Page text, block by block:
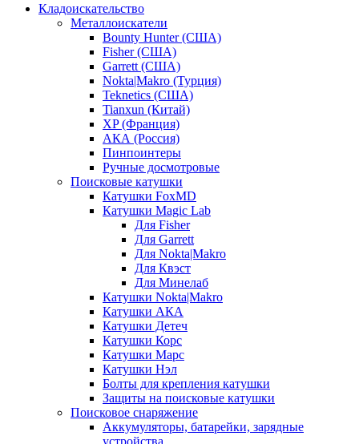
Кладоискательство
Металлоискатели
Bounty Hunter (США)
Fisher (США)
Garrett (США)
Nokta|Makro (Турция)
Teknetics (США)
Tianxun (Китай)
XP (Франция)
АКА (Россия)
Пинпоинтеры
Ручные досмотровые
Поисковые катушки
Катушки FoxMD
Катушки Magic Lab
Для Fisher
Для Garrett
Для Nokta|Makro
Для Квэст
Для Минелаб
Катушки Nokta|Makro
Катушки АКА
Катушки Детеч
Катушки Корс
Катушки Марс
Катушки Нэл
Болты для крепления катушки
Защиты на поисковые катушки
Поисковое снаряжение
Аккумуляторы, батарейки, зарядные
устройства